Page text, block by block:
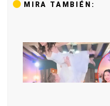
MIRA TAMBIÉN: